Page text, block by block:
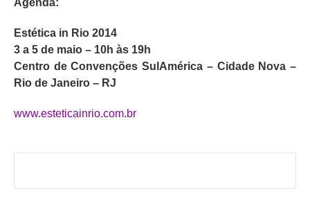
Estética in Rio 2014
3 a 5 de maio – 10h às 19h
Centro de Convenções SulAmérica – Cidade Nova –
Rio de Janeiro – RJ
www.esteticainrio.com.br